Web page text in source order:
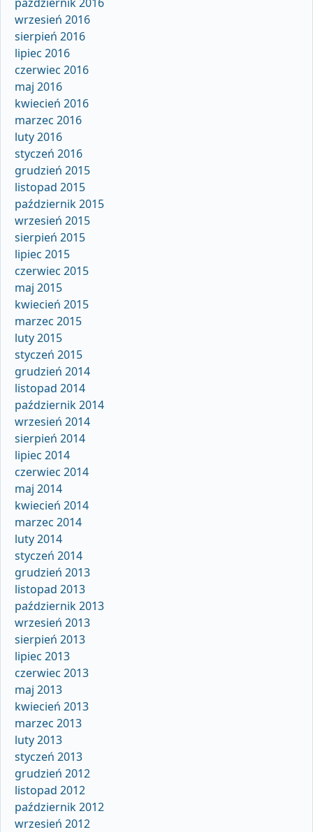
wrzesień 2016
sierpień 2016
lipiec 2016
czerwiec 2016
maj 2016
kwiecień 2016
marzec 2016
luty 2016
styczeń 2016
grudzień 2015
listopad 2015
październik 2015
wrzesień 2015
sierpień 2015
lipiec 2015
czerwiec 2015
maj 2015
kwiecień 2015
marzec 2015
luty 2015
styczeń 2015
grudzień 2014
listopad 2014
październik 2014
wrzesień 2014
sierpień 2014
lipiec 2014
czerwiec 2014
maj 2014
kwiecień 2014
marzec 2014
luty 2014
styczeń 2014
grudzień 2013
listopad 2013
październik 2013
wrzesień 2013
sierpień 2013
lipiec 2013
czerwiec 2013
maj 2013
kwiecień 2013
marzec 2013
luty 2013
styczeń 2013
grudzień 2012
listopad 2012
październik 2012
wrzesień 2012